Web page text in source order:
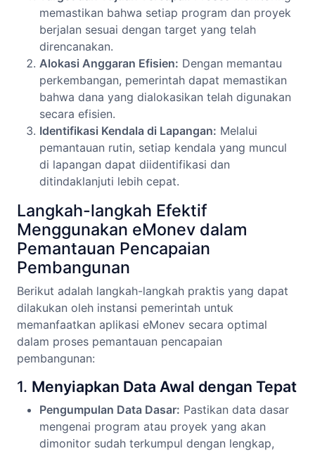
memastikan bahwa setiap program dan proyek
berjalan sesuai dengan target yang telah
direncanakan.
Alokasi Anggaran Efisien: Dengan memantau
perkembangan, pemerintah dapat memastikan
bahwa dana yang dialokasikan telah digunakan
secara efisien.
Identifikasi Kendala di Lapangan: Melalui
pemantauan rutin, setiap kendala yang muncul
di lapangan dapat diidentifikasi dan
ditindaklanjuti lebih cepat.
Langkah-langkah Efektif
Menggunakan eMonev dalam
Pemantauan Pencapaian
Pembangunan
Berikut adalah langkah-langkah praktis yang dapat
dilakukan oleh instansi pemerintah untuk
memanfaatkan aplikasi eMonev secara optimal
dalam proses pemantauan pencapaian
pembangunan:
1. Menyiapkan Data Awal dengan Tepat
Pengumpulan Data Dasar: Pastikan data dasar
mengenai program atau proyek yang akan
dimonitor sudah terkumpul dengan lengkap,